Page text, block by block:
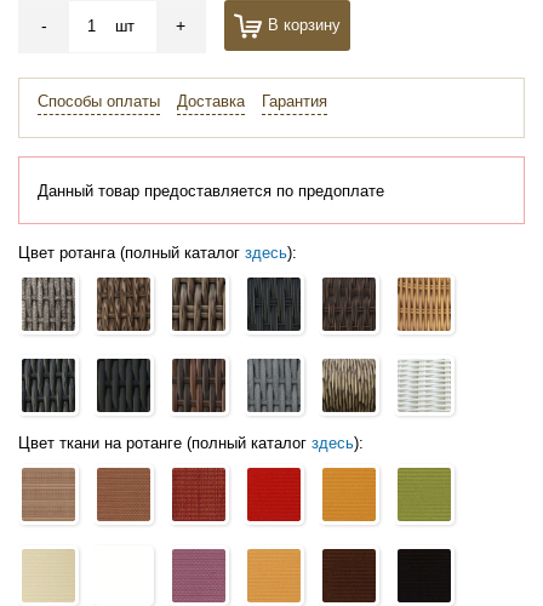
- шт + В корзину
Способы оплаты Доставка Гарантия
Данный товар предоставляется по предоплате
Цвет ротанга (полный каталог здесь):
Цвет ткани на ротанге (полный каталог здесь):